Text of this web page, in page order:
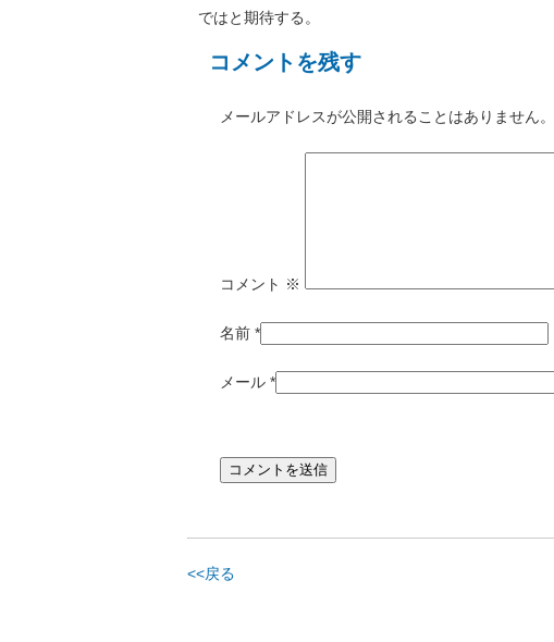
ではと期待する。
コメントを残す
メールアドレスが公開されることはありません。
コメント ※
名前 *
メール *
<<戻る